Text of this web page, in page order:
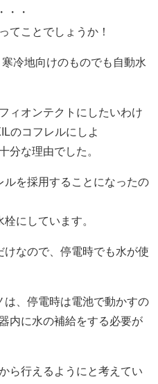
・・
てことでしょうか！
冷地向けのものでも自動水
ィオンテクトにしたいわけ
のコフレルにしよ
分な理由でした。
ルを採用することになったの
にしています。
なので、停電時でも水が使
、停電時は電池で動かすの
内に水の補給をする必要が
ら行えるようにと考えてい